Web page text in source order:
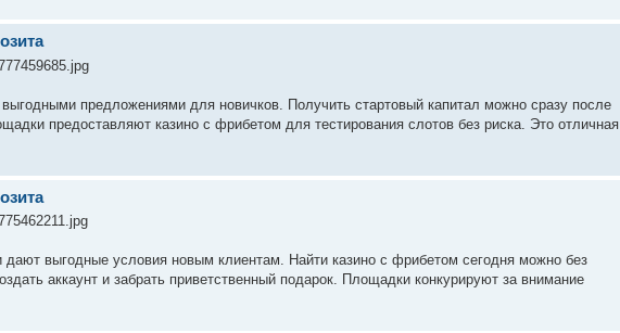
предложениями для новичков. Получить стартовый капитал можно сразу после
предоставляют казино с фрибетом для тестирования слотов без риска. Это отличная
выгодные условия новым клиентам. Найти казино с фрибетом сегодня можно без
аккаунт и забрать приветственный подарок. Площадки конкурируют за внимание